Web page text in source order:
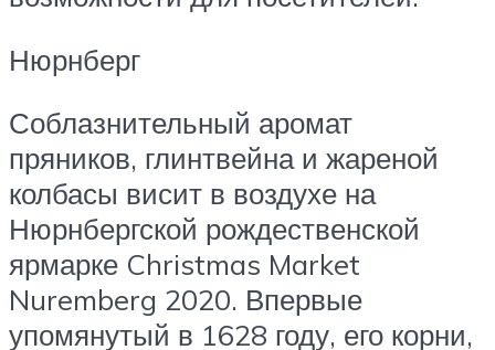
Нюрнберг
Соблазнительный аромат
пряников, глинтвейна и жареной
колбасы висит в воздухе на
Нюрнбергской рождественской
ярмарке Christmas Market
Nuremberg 2020. Впервые
упомянутый в 1628 году, его корни,